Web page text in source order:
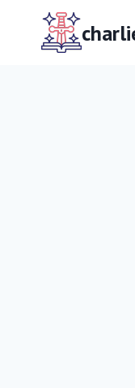
содержимому